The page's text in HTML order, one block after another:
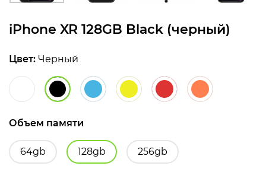
iPhone XR 128GB Black (черный)
Цвет: Черный
Объем памяти
64gb 128gb 256gb